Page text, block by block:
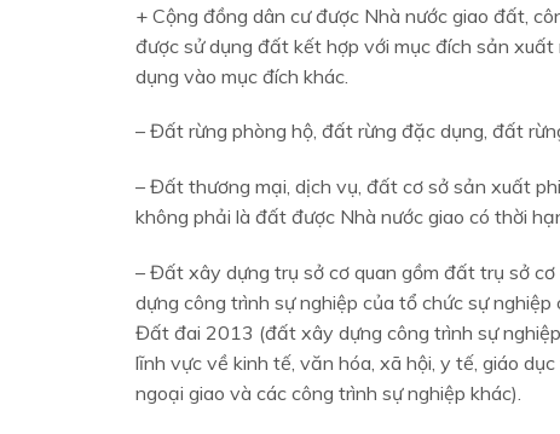
+ Cộng đồng dân cư được Nhà nước giao đất,
được sử dụng đất kết hợp với mục đích sản
dụng vào mục đích khác.
– Đất rừng phòng hộ, đất rừng đặc dụng, đất
– Đất thương mại, dịch vụ, đất cơ sở sản xuất
không phải là đất được Nhà nước giao có thời
– Đất xây dựng trụ sở cơ quan gồm đất trụ sở
dựng công trình sự nghiệp của tổ chức sự
Đất đai 2013 (đất xây dựng công trình sự
lĩnh vực về kinh tế, văn hóa, xã hội, y tế, giáo
ngoại giao và các công trình sự nghiệp khác).